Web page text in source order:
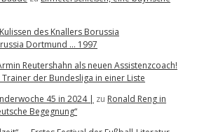
des Knallers Borussia
Dortmund … 1997
Reutershahn als neuen Assistenzcoach!
Trainer der Bundesliga in einer Liste
45 in 2024 | zu Ronald Reng in
Begegnung“